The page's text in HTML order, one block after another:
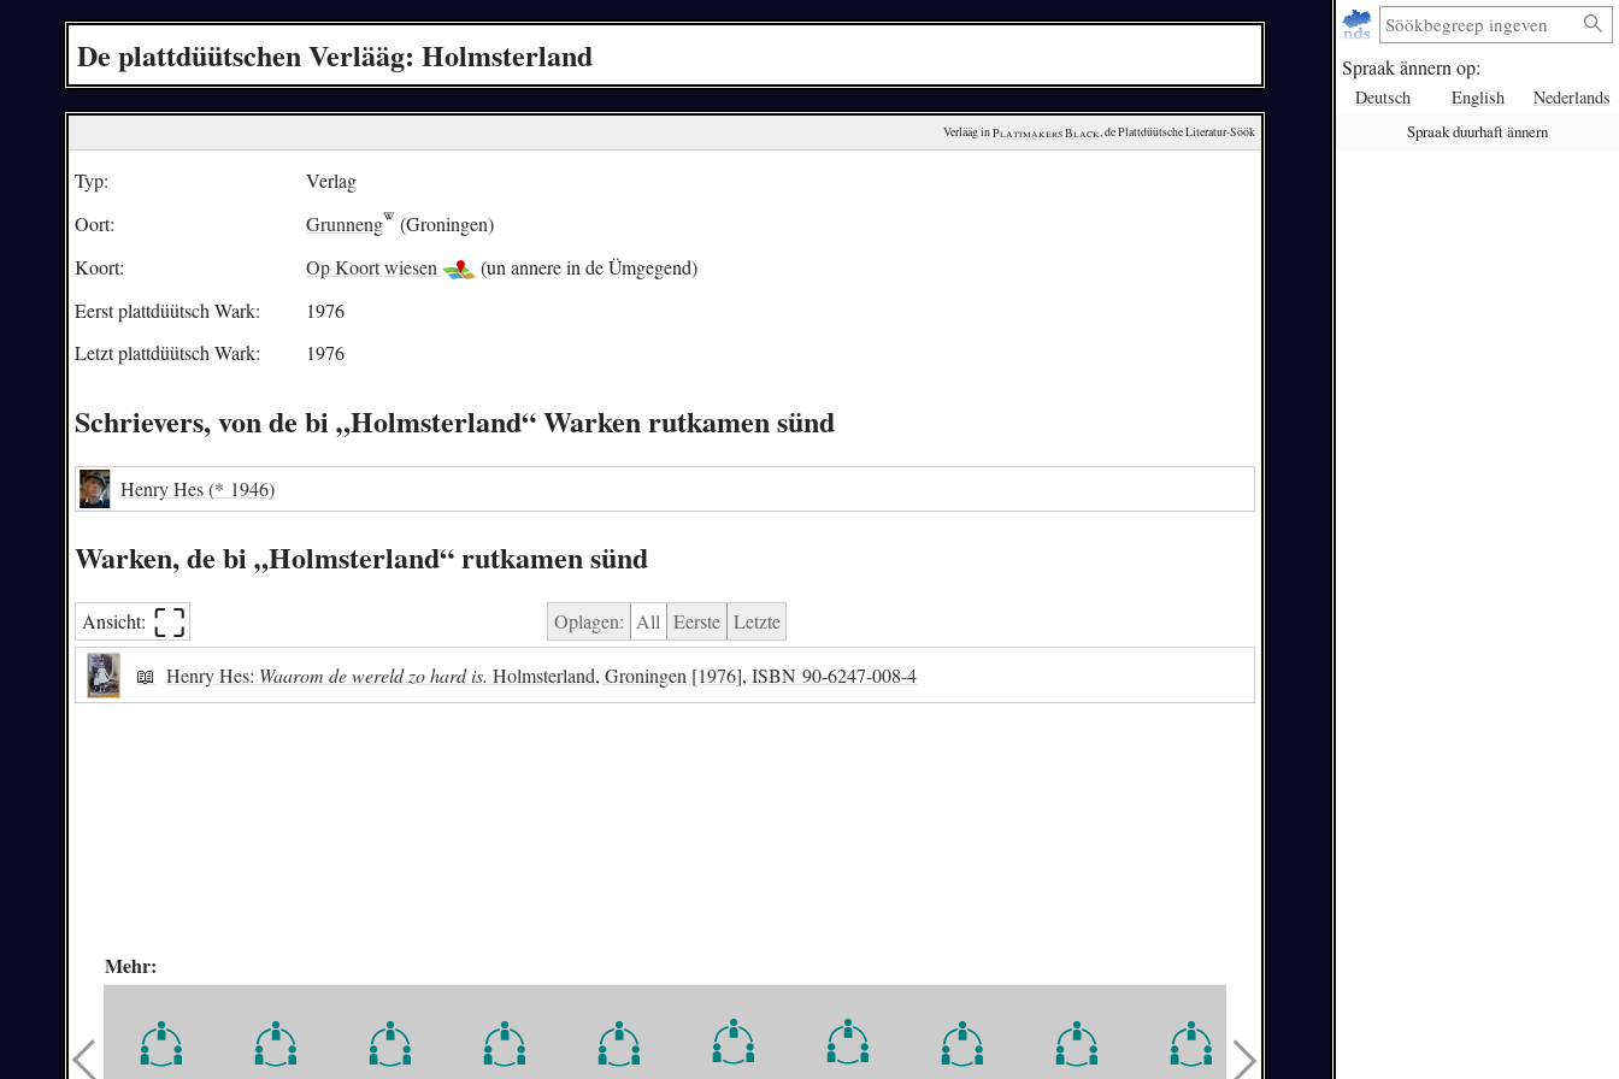
Spraak ännern op:
Deutsch English Nederlands
Spraak duurhaft ännern
De plattdüütschen Verlääg: Holmsterland
Verlääg in Plattmakers Black, de Plattdüütsche Literatur-Söök
Typ:
Verlag
Oort:
Grunneng
(Groningen)
Koort:
Op Koort wiesen
(un annere in de Ümgegend)
Eerst plattdüütsch Wark:
1976
Letzt plattdüütsch Wark:
1976
Schrievers, von de bi „Holmsterland“ Warken rutkamen sünd
Henry Hes(* 1946)
Warken, de bi „Holmsterland“ rutkamen sünd
Ansicht: ⛶︎ Oplagen: All Eerste Letzte
📖 Henry Hes: Waarom de wereld zo hard is. Holmsterland, Groningen [1976],ISBN90-6247-008-4
Mehr: